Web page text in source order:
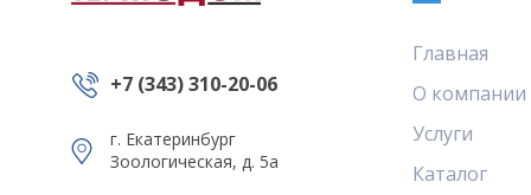
+7 (343) 310-20-06
г. Екатеринбург
Зоологическая, д. 5а
Главная
О компании
Услуги
Каталог